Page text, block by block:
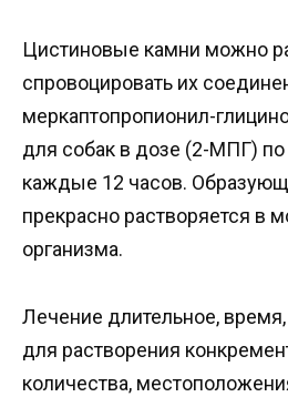
Цистиновые камни можно
спровоцировать их
меркаптопропионил-
для собак в дозе (2-МПГ) по
каждые 12 часов.
прекрасно растворяется в
организма.
Лечение длительное, время,
для растворения
количества,